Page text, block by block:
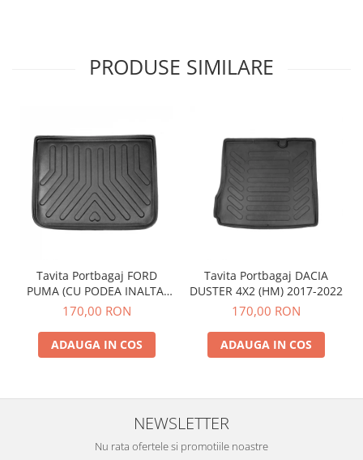
PRODUSE SIMILARE
Tavita Portbagaj FORD
PUMA (CU PODEA INALTA)
2019-
170,00 RON
ADAUGA IN COS
Tavita Portbagaj DACIA
DUSTER 4X2 (HM) 2017-2022
170,00 RON
ADAUGA IN COS
NEWSLETTER
Nu rata ofertele si promotiile noastre